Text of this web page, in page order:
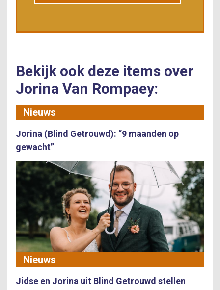
Bekijk ook deze items over
Jorina Van Rompaey:
Nieuws
Jorina (Blind Getrouwd): “9 maanden op
gewacht”
Nieuws
Jidse en Jorina uit Blind Getrouwd stellen